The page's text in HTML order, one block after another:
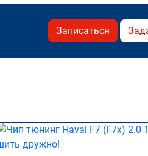
Записаться